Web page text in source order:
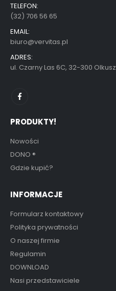
TELEFON:
(32) 706 56 65
EMAIL:
biuro@vervitas.pl
ADRES:
ul. Czarny Las 6C, 32-300 Olkusz
PRODUKTY!
Nowości
DONO ®
Gdzie kupić?
INFORMACJE
Formularz kontaktowy
Polityka prywatności
O naszej firmie
Regulamin
DOWNLOAD
Nasi przedstawiciele